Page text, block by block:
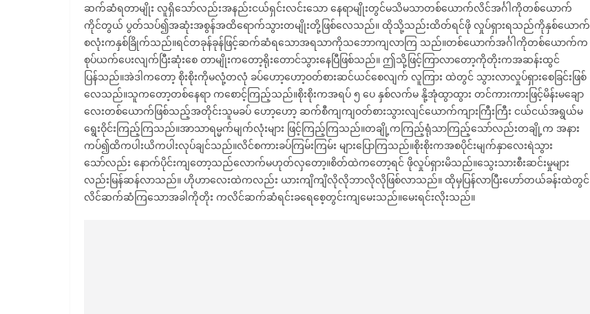
ဆက်ဆံရတာမျိုး လူရှိသော်လည်းအနည်းငယ်ရှင်းလင်းသော နေရာမျိုးတွင်မသိမသာတစ်ယောက်လိင်အင်္ဂါကိုတစ်ယောက်
ကိုင်တွယ် ပွတ်သပ်၍အဆုံးအစွန်အထိရောက်သွားတမျိုးတို့ဖြစ်လေသည်။ ထိုသို့သည်းထိတ်ရင်ဖို လှုပ်ရှားရသည်ကိုနှစ်ယောက်
စလုံးကနှစ်ခြိုက်သည်။ရင်တခုန်ခုန်ဖြင့်ဆက်ဆံရသောအရသာကိုသဘောကျလာကြ သည်။တစ်ယောက်အင်္ဂါကိုတစ်ယောက်က
စုပ်ယက်ပေးလျက်ပြီးဆုံးစေ တာမျိုးကတော့ရိုးတောင်သွားနေပြီဖြစ်သည်။ ဤသို့ဖြင့်ကြာလာတော့ကိုတိုးကအဆန်းထွင်
ပြန်သည်။အဲဒါကတော့ စိုးစိုးကိုမလုံ့တလုံ ခပ်ဟော့ဟော့ဝတ်စားဆင်ယင်စေလျက် လူကြား ထဲတွင် သွားလာလှုပ်ရှားစေခြင်းဖြစ်
လေသည်။သူကတော့တစ်နေရာ ကစောင့်ကြည့်သည်။စိုးစိုးကအရပ် ၅ ပေ နှစ်လက်မ နို့အုံထွာထွား တင်ကားကားဖြင့်မိန်းမချော
လေးတစ်ယောက်ဖြစ်သည့်အတိုင်းသူမခပ် ဟော့ဟော့ ဆက်စီကျကျဝတ်စားသွားလျင်ယောက်ကျားကြီးကြီး ငယ်ငယ်အရွယ်မ
ရွေးဝိုင်းကြည့်ကြသည်။အာသာရမ္မက်မျက်လုံးများ ဖြင့်ကြည့်ကြသည်။တချို့ကကြည့်ရုံသာကြည့်သော်လည်းတချို့က အနား
ကပ်၍ထိကပါးယိကပါးလုပ်ချင်သည်။လိင်စကားခပ်ကြမ်းကြမ်း များပြောကြသည်။စိုးစိုးကအစပိုင်းမျက်နှာလေးရဲသွား
သော်လည်း နောက်ပိုင်းကျတော့သည်လောက်မဟုတ်လှတော့။စိတ်ထဲကတော့ရင် ဖိုလှုပ်ရှားမိသည်။သွေးသားစီးဆင်းမှုများ
လည်းမြန်ဆန်လာသည်။ ဟိုဟာလေးထဲကလည်း ယားကျိကျိလိုလိုဘာလိုလိုဖြစ်လာသည်။ ထိုမှပြန်လာပြီးဟော်တယ်ခန်းထဲတွင်
လိင်ဆက်ဆံကြသောအခါကိုတိုး ကလိင်ဆက်ဆံရင်းခရေစေ့တွင်းကျမေးသည်။မေးရင်းလိုးသည်။